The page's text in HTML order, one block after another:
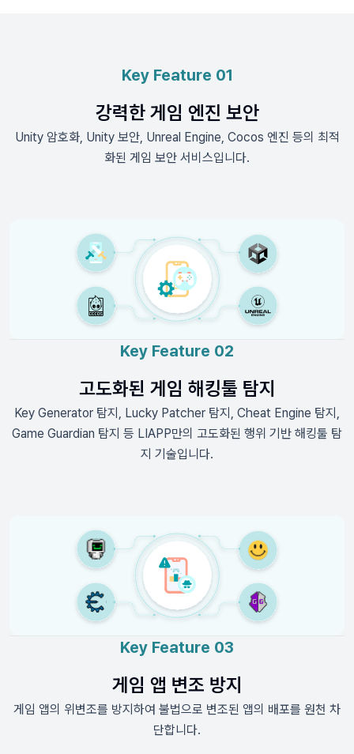
Key Feature 01
강력한 게임 엔진 보안
Unity 암호화, Unity 보안, Unreal Engine, Cocos 엔진 등의 최적
화된 게임 보안 서비스입니다.
Key Feature 02
고도화된 게임 해킹툴 탐지
Key Generator 탐지, Lucky Patcher 탐지, Cheat Engine 탐지,
Game Guardian 탐지 등 LIAPP만의 고도화된 행위 기반 해킹툴 탐
지 기술입니다.
Key Feature 03
게임 앱 변조 방지
게임 앱의 위변조를 방지하여 불법으로 변조된 앱의 배포를 원천 차
단합니다.